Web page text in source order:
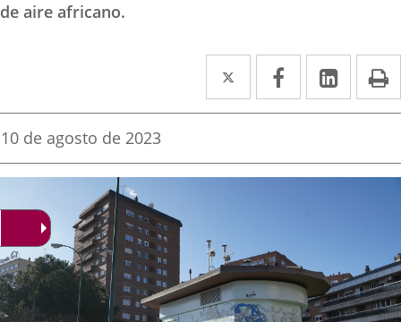
de aire africano.
Twitter
Enlace
a
aplicación
Facebook
Enlace
a
aplicación
Enlace
a
Fecha
la
10 de agosto de 2023